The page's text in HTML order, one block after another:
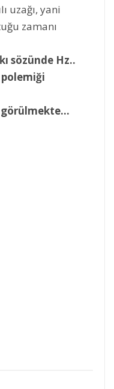
uzağı, yani
zamanı
sözünde Hz..
görülmekte…